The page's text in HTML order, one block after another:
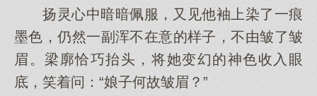
扬灵心中暗暗佩服，又见他袖上染了一痕
墨色，仍然一副浑不在意的样子，不由皱了皱
眉。梁廓恰巧抬头，将她变幻的神色收入眼
底，笑着问：“娘子何故皱眉？”